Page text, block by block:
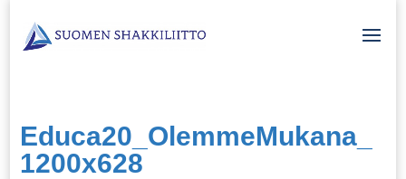
Educa20_OlemmeMukana_
1200x628